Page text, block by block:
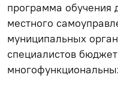
программа обучения
местного
муниципальных
специалистов